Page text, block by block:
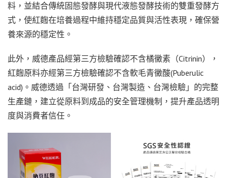
料，並結合傳統固態發酵與現代液態發酵技術的雙重發酵方
式，使紅麴在培養過程中維持穩定品質與活性表現，確保營
養來源的穩定性。
此外，威德產品經第三方檢驗確認不含橘黴素（Citrinin），
紅麴原料亦經第三方檢驗確認不含軟毛青黴酸(Puberulic
acid)。威德透過「台灣研發、台灣製造、台灣檢驗」的完整
生產鏈，建立從原料到成品的安全管理機制，提升產品透明
度與消費者信任。